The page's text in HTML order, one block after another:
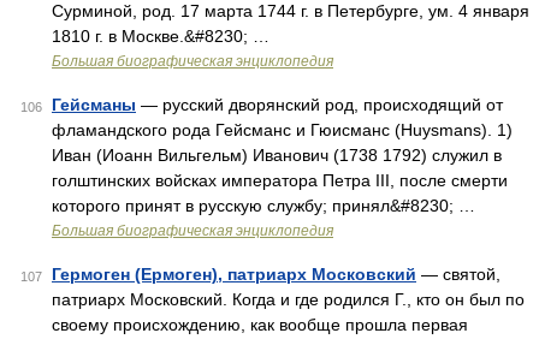
Сурминой, род. 17 марта 1744 г. в Петербурге, ум. 4 января
1810 г. в Москве.&#8230; …
Большая биографическая энциклопедия
106 Гейсманы — русский дворянский род, происходящий от
фламандского рода Гейсманс и Гюисманс (Huysmans). 1)
Иван (Иоанн Вильгельм) Иванович (1738 1792) служил в
голштинских войсках императора Петра III, после смерти
которого принят в русскую службу; принял&#8230; …
Большая биографическая энциклопедия
107 Гермоген (Ермоген), патриарх Московский — святой,
патриарх Московский. Когда и где родился Г., кто он был по
своему происхождению, как вообще прошла первая